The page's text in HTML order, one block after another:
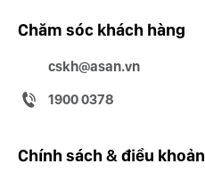
Chăm sóc khách hàng
cskh@asan.vn
1900 0378
Chính sách & điều khoản